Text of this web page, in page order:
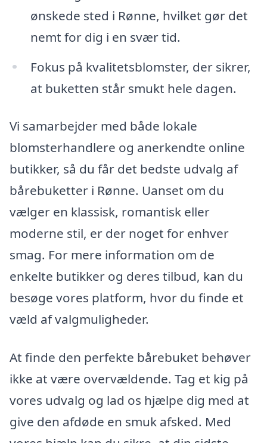
ønskede sted i Rønne, hvilket gør det
nemt for dig i en svær tid.
Fokus på kvalitetsblomster, der sikrer,
at buketten står smukt hele dagen.
Vi samarbejder med både lokale
blomsterhandlere og anerkendte online
butikker, så du får det bedste udvalg af
bårebuketter i Rønne. Uanset om du
vælger en klassisk, romantisk eller
moderne stil, er der noget for enhver
smag. For mere information om de
enkelte butikker og deres tilbud, kan du
besøge vores platform, hvor du finde et
væld af valgmuligheder.
At finde den perfekte bårebuket behøver
ikke at være overvældende. Tag et kig på
vores udvalg og lad os hjælpe dig med at
give den afdøde en smuk afsked. Med